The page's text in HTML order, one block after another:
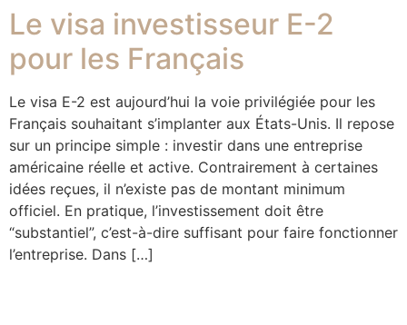
Le visa investisseur E-2
pour les Français
Le visa E-2 est aujourd’hui la voie privilégiée pour les
Français souhaitant s’implanter aux États-Unis. Il repose
sur un principe simple : investir dans une entreprise
américaine réelle et active. Contrairement à certaines
idées reçues, il n’existe pas de montant minimum
officiel. En pratique, l’investissement doit être
“substantiel”, c’est-à-dire suffisant pour faire fonctionner
l’entreprise. Dans […]